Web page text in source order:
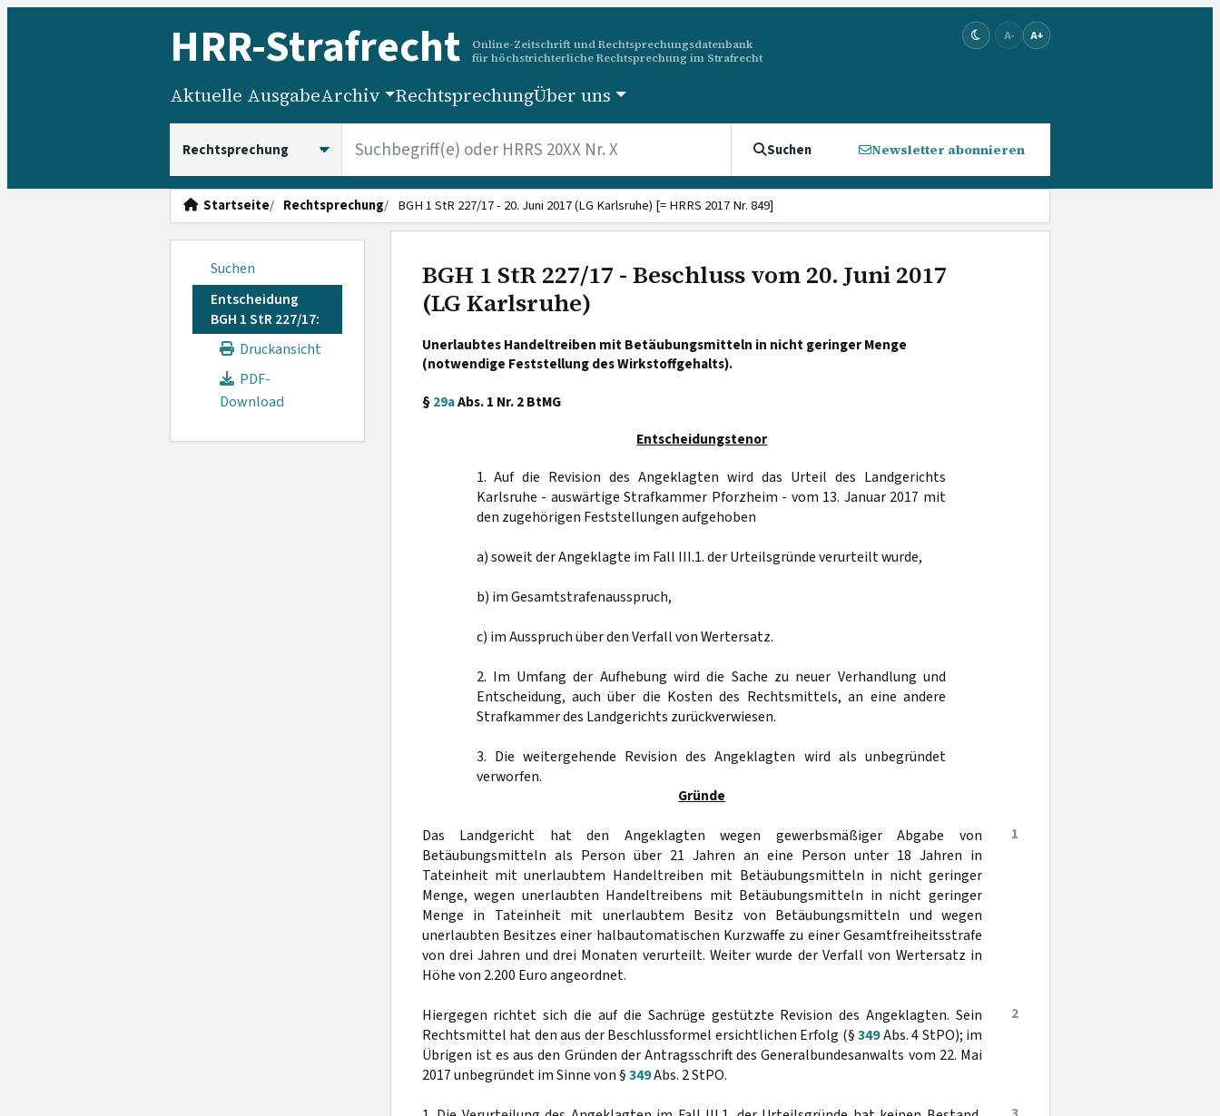
HRR-Strafrecht
Online-Zeitschrift und Rechtsprechungsdatenbank
für höchstrichterliche Rechtsprechung im Strafrecht
A- A+
Aktuelle AusgabeArchiv RechtsprechungÜber uns
Suchen Newsletter abonnieren
Startseite Rechtsprechung BGH 1 StR 227/17 - 20. Juni 2017 (LG Karlsruhe) [= HRRS 2017 Nr. 849]
Suchen
Entscheidung
BGH 1 StR 227/17:
Druckansicht
PDF-
Download
BGH 1 StR 227/17 - Beschluss vom 20. Juni 2017
(LG Karlsruhe)
Unerlaubtes Handeltreiben mit Betäubungsmitteln in nicht geringer Menge
(notwendige Feststellung des Wirkstoffgehalts).
§29aAbs. 1 Nr. 2 BtMG
Entscheidungstenor
1. Auf die Revision des Angeklagten wird das Urteil des Landgerichts
Karlsruhe - auswärtige Strafkammer Pforzheim - vom 13. Januar 2017 mit
den zugehörigen Feststellungen aufgehoben
a) soweit der Angeklagte im Fall III.1. der Urteilsgründe verurteilt wurde,
b) im Gesamtstrafenausspruch,
c) im Ausspruch über den Verfall von Wertersatz.
2. Im Umfang der Aufhebung wird die Sache zu neuer Verhandlung und
Entscheidung, auch über die Kosten des Rechtsmittels, an eine andere
Strafkammer des Landgerichts zurückverwiesen.
3. Die weitergehende Revision des Angeklagten wird als unbegründet
verworfen.
Gründe
1
Das Landgericht hat den Angeklagten wegen gewerbsmäßiger Abgabe von
Betäubungsmitteln als Person über 21 Jahren an eine Person unter 18 Jahren in
Tateinheit mit unerlaubtem Handeltreiben mit Betäubungsmitteln in nicht geringer
Menge, wegen unerlaubten Handeltreibens mit Betäubungsmitteln in nicht geringer
Menge in Tateinheit mit unerlaubtem Besitz von Betäubungsmitteln und wegen
unerlaubten Besitzes einer halbautomatischen Kurzwaffe zu einer Gesamtfreiheitsstrafe
von drei Jahren und drei Monaten verurteilt. Weiter wurde der Verfall von Wertersatz in
Höhe von 2.200 Euro angeordnet.
2
Hiergegen richtet sich die auf die Sachrüge gestützte Revision des Angeklagten. Sein
Rechtsmittel hat den aus der Beschlussformel ersichtlichen Erfolg (§349Abs. 4 StPO); im
Übrigen ist es aus den Gründen der Antragsschrift des Generalbundesanwalts vom 22. Mai
2017 unbegründet im Sinne von §349Abs. 2 StPO.